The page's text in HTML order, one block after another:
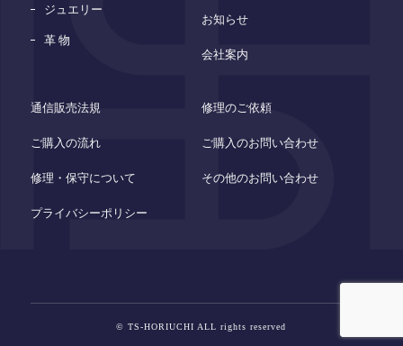
ジュエリー
革 物
お知らせ
会社案内
通信販売法規
ご購入の流れ
修理・保守について
プライバシーポリシー
修理のご依頼
ご購入のお問い合わせ
その他のお問い合わせ
© TS-HORIUCHI ALL rights reserved